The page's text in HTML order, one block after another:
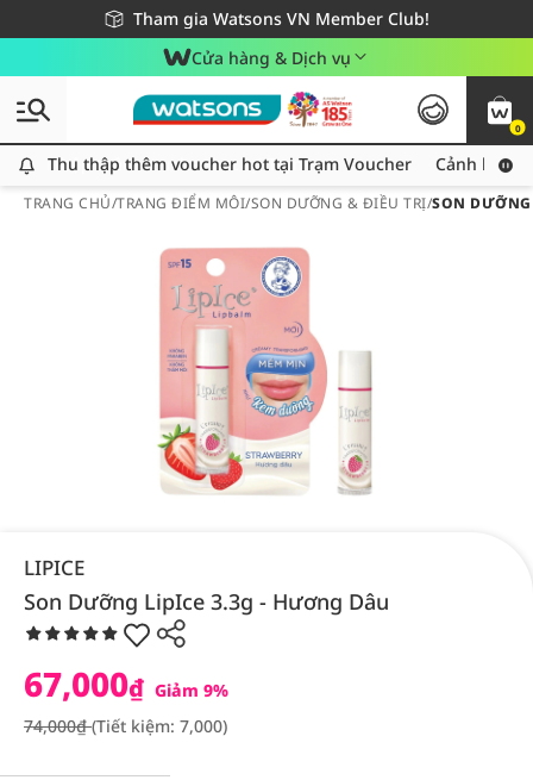
Tham gia Watsons VN Member Club!
Miễn phí giao hàng cho đơn hàng từ 249,000Đ
Giao hàng nhanh 24h - Áp dụng khu vực TP. Hồ Chí Minh
Cửa hàng & Dịch vụ
0
Thu thập thêm voucher hot tại Trạm Voucher
Thu thập thêm voucher hot tại Trạm Voucher Cảnh báo
TRANG CHỦ/TRANG ĐIỂM MÔI/SON DƯỠNG & ĐIỀU TRỊ/SON
LIPICE
Son Dưỡng LipIce 3.3g - Hương Dâu
67,000₫ Giảm 9%
74,000₫(Tiết kiệm: 7,000)